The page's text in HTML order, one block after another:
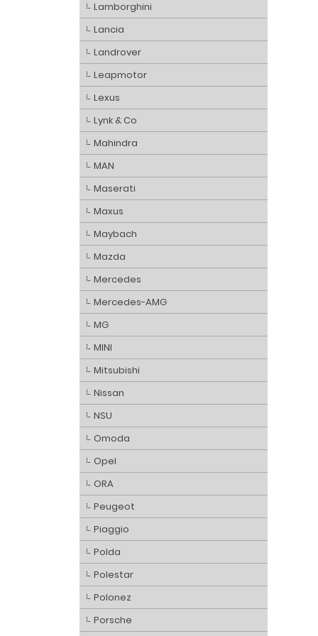
Lamborghini
Lancia
Landrover
Leapmotor
Lexus
Lynk & Co
Mahindra
MAN
Maserati
Maxus
Maybach
Mazda
Mercedes
Mercedes-AMG
MG
MINI
Mitsubishi
Nissan
NSU
Omoda
Opel
ORA
Peugeot
Piaggio
Polda
Polestar
Polonez
Porsche